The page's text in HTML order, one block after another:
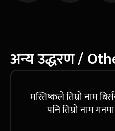
अन्य उद्धरण /
मस्तिष्कले तिम्रो नाम
पनि तिम्रो नाम